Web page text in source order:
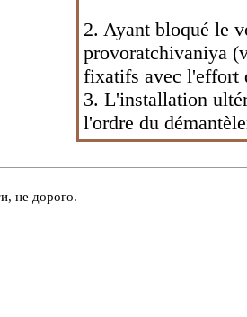
2. Ayant bloqué le
provoratchivaniya
fixatifs avec l'effort
3. L'installation
l'ordre du
не дорого.